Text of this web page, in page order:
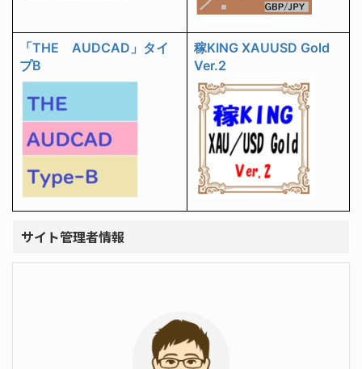
「THE AUDCAD」タイ
プB
稼KING XAUUSD Gold
Ver.2
サイト管理者情報